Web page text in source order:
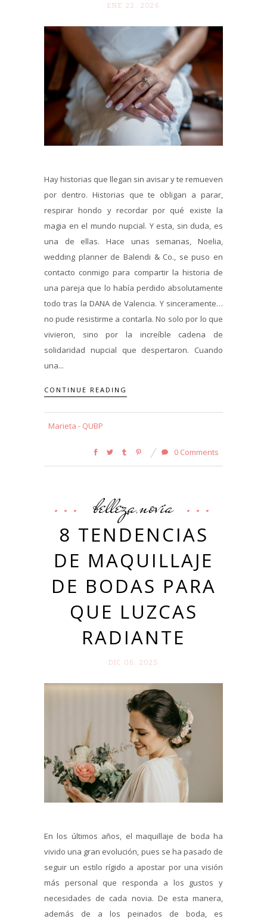
ENE 22. 2026
Hay historias que llegan sin avisar y te remueven
por dentro. Historias que te obligan a parar,
respirar hondo y recordar por qué existe la
magia en el mundo nupcial. Y esta, sin duda, es
una de ellas. Hace unas semanas, Noelia,
wedding planner de Balendi & Co., se puso en
contacto conmigo para compartir la historia de
una pareja que lo había perdido absolutamente
todo tras la DANA de Valencia. Y sinceramente…
no pude resistirme a contarla. No solo por lo que
vivieron, sino por la increíble cadena de
solidaridad nupcial que despertaron. Cuando
una...
CONTINUE READING
Marieta - QUBP
0 Comments
belleza,novia
8 TENDENCIAS
DE MAQUILLAJE
DE BODAS PARA
QUE LUZCAS
RADIANTE
DIC 06. 2025
En los últimos años, el maquillaje de boda ha
vivido una gran evolución, pues se ha pasado de
seguir un estilo rígido a apostar por una visión
más personal que responda a los gustos y
necesidades de cada novia. De esta manera,
además de a los peinados de boda, es